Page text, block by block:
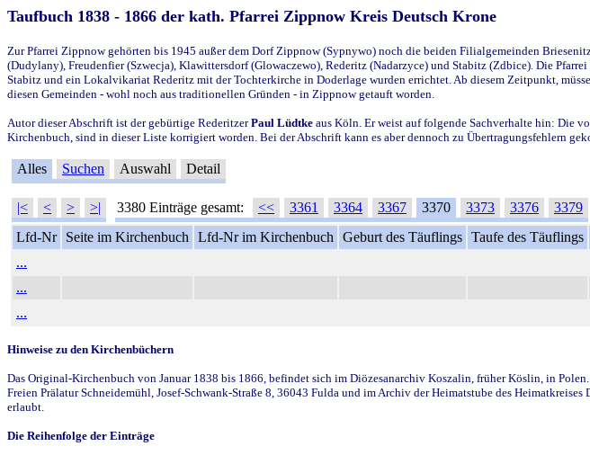
Taufbuch 1838 - 1866 der kath. Pfarrei Zippnow Kreis Deutsch Krone
Zur Pfarrei Zippnow gehörten bis 1945 außer dem Dorf Zippnow (Sypnywo) noch die beiden Filialgemeinden
(Dudylany), Freudenfier (Szwecja), Klawittersdorf (Glowaczewo), Rederitz (Nadarzyce) und Stabitz (Zdbice). Die
Stabitz und ein Lokalvikariat Rederitz mit der Tochterkirche in Doderlage wurden errichtet. Ab diesem Zeitpunkt,
diesen Gemeinden - wohl noch aus traditionellen Gründen - in Zippnow getauft worden.
Autor dieser Abschrift ist der gebürtige RederitzerPaul Lüdtke aus Köln. Er weist auf folgende Sachverhalte hin: Die
Kirchenbuch, sind in dieser Liste korrigiert worden. Bei der Abschrift kann es aber dennoch zu Übertragungsfehlern
Alles Suchen Auswahl Detail
|< < > >| 3380 Einträge gesamt: << 3361 3364 3367 3370 3373 3376
3379
Lfd-Nr
Seite im Kirchenbuch Lfd-Nr im Kirchenbuch Geburt des Täuflings Taufe des Täuflings
...
...
...
Hinweise zu den Kirchenbüchern
Das Original-Kirchenbuch von Januar 1838 bis 1866, befindet sich im Diözesanarchiv Koszalin, früher Köslin, in
Freien Prälatur Schneidemühl, Josef-Schwank-Straße 8, 36043 Fulda und im Archiv der Heimatstube des
erlaubt.
Die Reihenfolge der Einträge